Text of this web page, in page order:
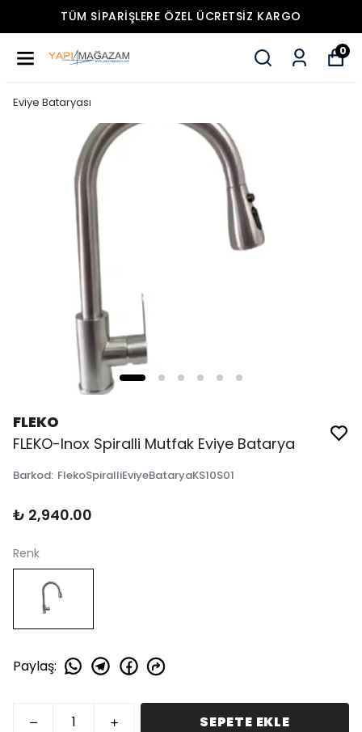
TÜM SIPARIŞLERE ÖZEL ÜCRETSIZ KARGO
0
Eviye Bataryası
FLEKO
FLEKO-Inox Spiralli Mutfak Eviye Batarya
Barkod: FlekoSpiralliEviyeBataryaKS10S01
₺ 2,940.00
Renk
Paylaş:
SEPETE EKLE